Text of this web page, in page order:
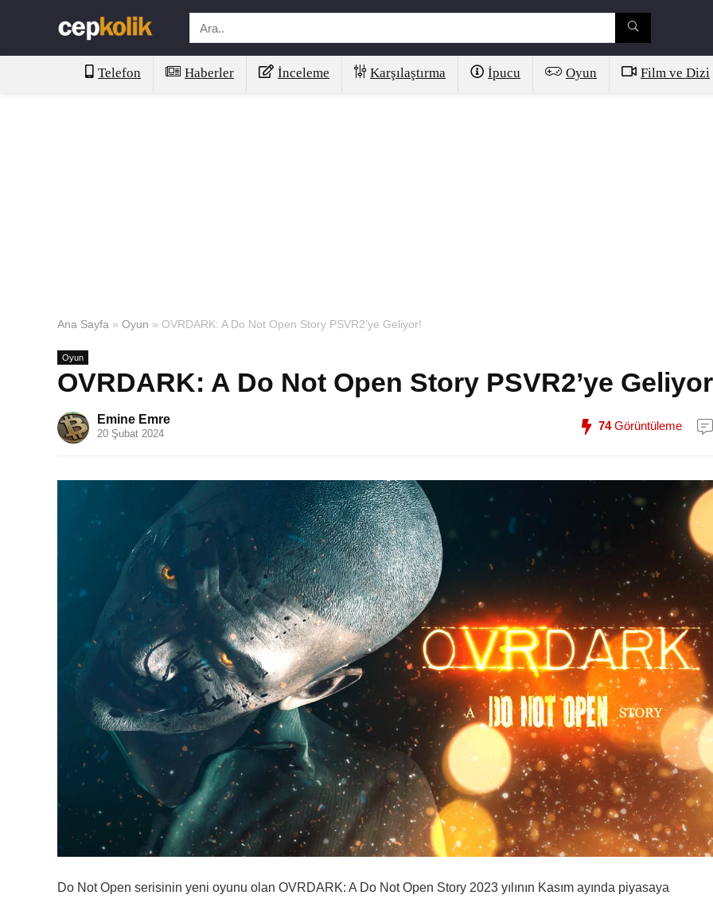
Telefon Haberler İnceleme Karşılaştırma İpucu Oyun Film ve Dizi
Ana Sayfa » Oyun » OVRDARK: A Do Not Open Story PSVR2’ye Geliyor!
Oyun
OVRDARK: A Do Not Open Story PSVR2’ye
Emine Emre
20 Şubat 2024
74Görüntüleme
Do Not Open serisinin yeni oyunu olan OVRDARK: A Do Not Open Story 2023 yılının Kasım ayında piyasaya